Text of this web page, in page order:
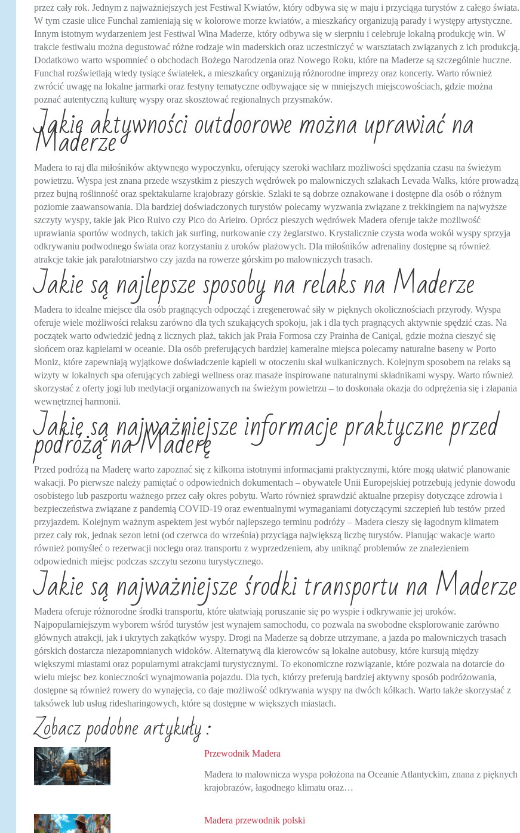
przez cały rok. Jednym z najważniejszych jest Festiwal Kwiatów, który odbywa się w maju i przyciąga turystów z całego świata.
W tym czasie ulice Funchal zamieniają się w kolorowe morze kwiatów, a mieszkańcy organizują parady i występy artystyczne.
Innym istotnym wydarzeniem jest Festiwal Wina Maderze, który odbywa się w sierpniu i celebruje lokalną produkcję win. W
trakcie festiwalu można degustować różne rodzaje win maderskich oraz uczestniczyć w warsztatach związanych z ich produkcją.
Dodatkowo warto wspomnieć o obchodach Bożego Narodzenia oraz Nowego Roku, które na Maderze są szczególnie huczne.
Funchal rozświetlają wtedy tysiące światełek, a mieszkańcy organizują różnorodne imprezy oraz koncerty. Warto również
zwrócić uwagę na lokalne jarmarki oraz festyny tematyczne odbywające się w mniejszych miejscowościach, gdzie można
poznać autentyczną kulturę wyspy oraz skosztować regionalnych przysmaków.
Jakie aktywności outdoorowe można uprawiać na
Maderze
Madera to raj dla miłośników aktywnego wypoczynku, oferujący szeroki wachlarz możliwości spędzania czasu na świeżym
powietrzu. Wyspa jest znana przede wszystkim z pieszych wędrówek po malowniczych szlakach Levada Walks, które prowadzą
przez bujną roślinność oraz spektakularne krajobrazy górskie. Szlaki te są dobrze oznakowane i dostępne dla osób o różnym
poziomie zaawansowania. Dla bardziej doświadczonych turystów polecamy wyzwania związane z trekkingiem na najwyższe
szczyty wyspy, takie jak Pico Ruivo czy Pico do Arieiro. Oprócz pieszych wędrówek Madera oferuje także możliwość
uprawiania sportów wodnych, takich jak surfing, nurkowanie czy żeglarstwo. Krystalicznie czysta woda wokół wyspy sprzyja
odkrywaniu podwodnego świata oraz korzystaniu z uroków plażowych. Dla miłośników adrenaliny dostępne są również
atrakcje takie jak paralotniarstwo czy jazda na rowerze górskim po malowniczych trasach.
Jakie są najlepsze sposoby na relaks na Maderze
Madera to idealne miejsce dla osób pragnących odpocząć i zregenerować siły w pięknych okolicznościach przyrody. Wyspa
oferuje wiele możliwości relaksu zarówno dla tych szukających spokoju, jak i dla tych pragnących aktywnie spędzić czas. Na
początek warto odwiedzić jedną z licznych plaż, takich jak Praia Formosa czy Prainha de Caniçal, gdzie można cieszyć się
słońcem oraz kąpielami w oceanie. Dla osób preferujących bardziej kameralne miejsca polecamy naturalne baseny w Porto
Moniz, które zapewniają wyjątkowe doświadczenie kąpieli w otoczeniu skał wulkanicznych. Kolejnym sposobem na relaks są
wizyty w lokalnych spa oferujących zabiegi wellness oraz masaże inspirowane naturalnymi składnikami wyspy. Warto również
skorzystać z oferty jogi lub medytacji organizowanych na świeżym powietrzu – to doskonała okazja do odprężenia się i złapania
wewnętrznej harmonii.
Jakie są najważniejsze informacje praktyczne przed
podróżą na Maderę
Przed podróżą na Maderę warto zapoznać się z kilkoma istotnymi informacjami praktycznymi, które mogą ułatwić planowanie
wakacji. Po pierwsze należy pamiętać o odpowiednich dokumentach – obywatele Unii Europejskiej potrzebują jedynie dowodu
osobistego lub paszportu ważnego przez cały okres pobytu. Warto również sprawdzić aktualne przepisy dotyczące zdrowia i
bezpieczeństwa związane z pandemią COVID-19 oraz ewentualnymi wymaganiami dotyczącymi szczepień lub testów przed
przyjazdem. Kolejnym ważnym aspektem jest wybór najlepszego terminu podróży – Madera cieszy się łagodnym klimatem
przez cały rok, jednak sezon letni (od czerwca do września) przyciąga największą liczbę turystów. Planując wakacje warto
również pomyśleć o rezerwacji noclegu oraz transportu z wyprzedzeniem, aby uniknąć problemów ze znalezieniem
odpowiednich miejsc podczas szczytu sezonu turystycznego.
Jakie są najważniejsze środki transportu na Maderze
Madera oferuje różnorodne środki transportu, które ułatwiają poruszanie się po wyspie i odkrywanie jej uroków.
Najpopularniejszym wyborem wśród turystów jest wynajem samochodu, co pozwala na swobodne eksplorowanie zarówno
głównych atrakcji, jak i ukrytych zakątków wyspy. Drogi na Maderze są dobrze utrzymane, a jazda po malowniczych trasach
górskich dostarcza niezapomnianych widoków. Alternatywą dla kierowców są lokalne autobusy, które kursują między
większymi miastami oraz popularnymi atrakcjami turystycznymi. To ekonomiczne rozwiązanie, które pozwala na dotarcie do
wielu miejsc bez konieczności wynajmowania pojazdu. Dla tych, którzy preferują bardziej aktywny sposób podróżowania,
dostępne są również rowery do wynajęcia, co daje możliwość odkrywania wyspy na dwóch kółkach. Warto także skorzystać z
taksówek lub usług ridesharingowych, które są dostępne w większych miastach.
Zobacz podobne artykuły :
Przewodnik Madera
Madera to malownicza wyspa położona na Oceanie Atlantyckim, znana z pięknych
krajobrazów, łagodnego klimatu oraz…
Madera przewodnik polski